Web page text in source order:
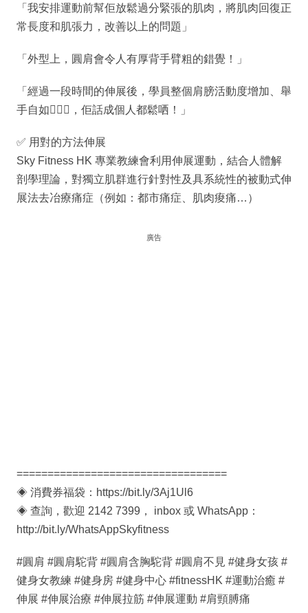
「我安排運動前幫佢放鬆過分緊張的肌肉，將肌肉回復正
常長度和肌張力，改善以上的問題」
「外型上，圓肩會令人有厚背手臂粗的錯覺！」
「經過一段時間的伸展後，學員整個肩膀活動度增加、舉
手自如🙆🏻‍♀️，佢話成個人都鬆哂！」
✅ 用對的方法伸展
Sky Fitness HK 專業教練會利用伸展運動，結合人體解
剖學理論，對獨立肌群進行針對性及具系統性的被動式伸
展法去冶療痛症（例如：都市痛症、肌肉痠痛…）
廣告
==================================
◈ 消費券福袋：https://bit.ly/3Aj1Ul6
◈ 查詢，歡迎 2142 7399， inbox 或 WhatsApp：
http://bit.ly/WhatsAppSkyfitness
#圓肩 #圓肩駝背 #圓肩含胸駝背 #圓肩不見 #健身女孩 #
健身女教練 #健身房 #健身中心 #fitnessHK #運動治癒 #
伸展 #伸展治療 #伸展拉筋 #伸展運動 #肩頸膊痛